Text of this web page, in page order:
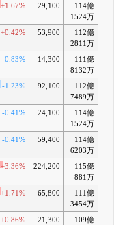
+1.67% 29,100
114億
1524万
+0.42% 53,900
112億
2811万
-0.83% 14,300
111億
8132万
-1.23% 92,100
112億
7489万
-0.41% 24,100
114億
1524万
-0.41% 59,400
114億
6203万
+3.36% 224,200
115億
881万
+1.71% 65,800
111億
3454万
+0.86% 21,300
109億